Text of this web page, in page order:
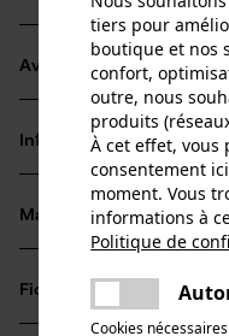
Avantages du produit
Soulever les pièces
rapidement permet
Poignée de haute
forme ergonomique
avec les mains
Très visible même
Informations sur le
Détails du produit
Type dactivité
Retourner, Transporter
Matériau & entretien
Matériau
Fiches techniques
tiers pour
boutique et nos
confort,
outre, nous
produits
À cet effet, vous
consentement
moment. Vous
informations à
Politique de
Cookies nécessaires
Une erreur
essayer
partager
partager